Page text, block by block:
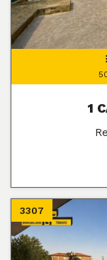
1
3307